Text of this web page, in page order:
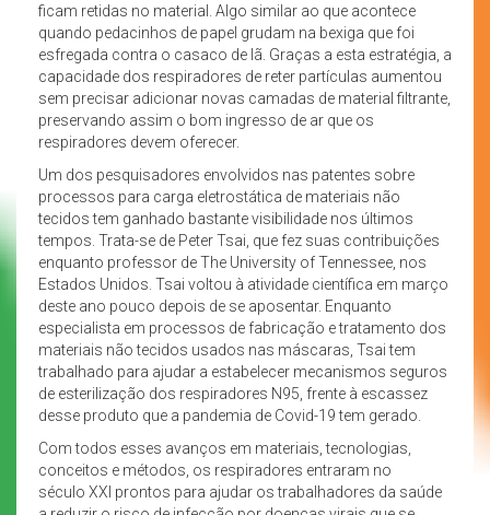
ficam retidas no material. Algo similar ao que acontece
quando pedacinhos de papel grudam na bexiga que foi
esfregada contra o casaco de lã. Graças a esta estratégia, a
capacidade dos respiradores de reter partículas aumentou
sem precisar adicionar novas camadas de material filtrante,
preservando assim o bom ingresso de ar que os
respiradores devem oferecer.
Um dos pesquisadores envolvidos nas patentes sobre
processos para carga eletrostática de materiais não
tecidos tem ganhado bastante visibilidade nos últimos
tempos. Trata-se de Peter Tsai, que fez suas contribuições
enquanto professor de The University of Tennessee, nos
Estados Unidos. Tsai voltou à atividade científica em março
deste ano pouco depois de se aposentar. Enquanto
especialista em processos de fabricação e tratamento dos
materiais não tecidos usados nas máscaras, Tsai tem
trabalhado para ajudar a estabelecer mecanismos seguros
de esterilização dos respiradores N95, frente à escassez
desse produto que a pandemia de Covid-19 tem gerado.
Com todos esses avanços em materiais, tecnologias,
conceitos e métodos, os respiradores entraram no
século XXI prontos para ajudar os trabalhadores da saúde